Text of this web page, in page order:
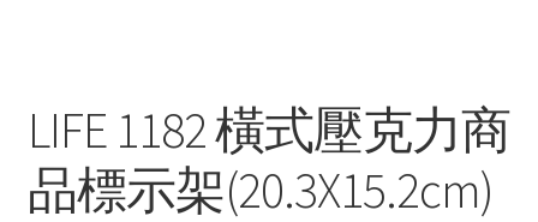
LIFE 1182 橫式壓克力商
品標示架(20.3X15.2cm)